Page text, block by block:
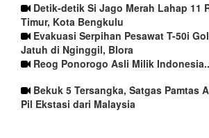
Detik-detik Si Jago Merah Lahap 11
Timur, Kota Bengkulu
Evakuasi Serpihan Pesawat T-50i
Jatuh di Nginggil, Blora
Reog Ponorogo Asli Milik
Bekuk 5 Tersangka, Satgas Pamtas
Pil Ekstasi dari Malaysia